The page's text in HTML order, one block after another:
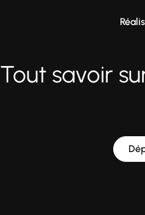
Tout savoir